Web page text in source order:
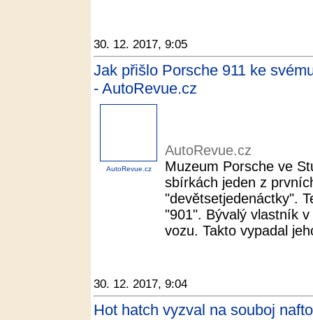
30. 12. 2017, 9:05
Jak přišlo Porsche 911 ke
- AutoRevue.cz
AutoRevue.cz
AutoRevue.cz
Muzeum Porsche ve
sbírkách jeden z
"devětsetjedenáctky".
"901". Bývalý vlastník
vozu. Takto vypadal
30. 12. 2017, 9:04
Hot hatch vyzval na souboj